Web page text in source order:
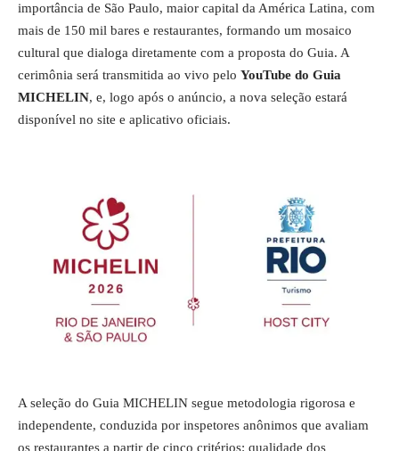
importância de São Paulo, maior capital da América Latina, com
mais de 150 mil bares e restaurantes, formando um mosaico
cultural que dialoga diretamente com a proposta do Guia. A
cerimônia será transmitida ao vivo pelo YouTube do Guia
MICHELIN, e, logo após o anúncio, a nova seleção estará
disponível no site e aplicativo oficiais.
A seleção do Guia MICHELIN segue metodologia rigorosa e
independente, conduzida por inspetores anônimos que avaliam
os restaurantes a partir de cinco critérios: qualidade dos